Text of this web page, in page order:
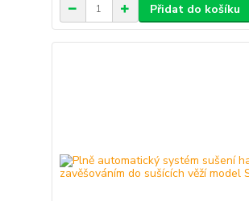
Přidat do košíku